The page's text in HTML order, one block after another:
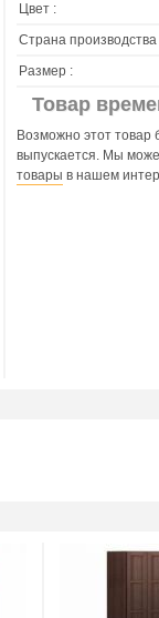
Цвет :
Страна производства
Размер :
Товар
Возможно этот товар
выпускается. Мы
товары в нашем